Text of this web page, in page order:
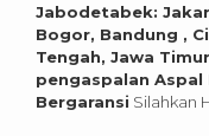
Jabodetabek:
Bogor, Bandung ,
Tengah, Jawa
pengaspalan
Bergaransi Silahkan